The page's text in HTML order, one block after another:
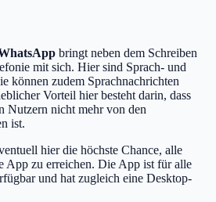
bringt neben dem Schreiben
mit sich. Hier sind Sprach- und
können zudem Sprachnachrichten
Vorteil hier besteht darin, dass
Nutzern nicht mehr von den
ist.
hier die höchste Chance, alle
App zu erreichen. Die App ist für alle
und hat zugleich eine Desktop-